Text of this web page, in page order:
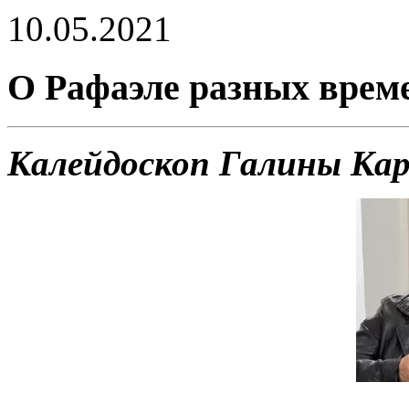
10.05.2021
О Рафаэле разных
Калейдоскоп Галины